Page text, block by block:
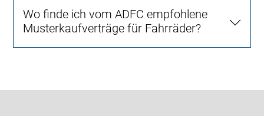
Wo finde ich vom ADFC empfohlene
Musterkaufverträge für Fahrräder?